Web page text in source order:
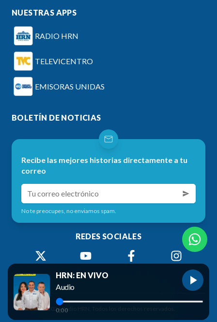
NUESTRAS APPS
RADIO HRN
TELEVICENTRO
EMISORAS UNIDAS
BOLETÍN DE NOTICIAS
Recibe las mejores historias directamente a tu
correo
No te preocupes, no enviamos spam.
REDES SOCIALES
©2026Radio HRN. Todos los derechos reservados.
HRN: EN VIVO
Audio
0:00